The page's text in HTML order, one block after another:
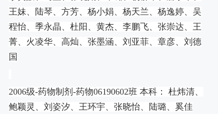
王妹、陆琴、方芳、杨小娟、杨天兰、杨逸婷、吴
程怡、季永晶、杜阳、黄杰、李鹏飞、张崇达、王
菁、火凌华、高灿、张墨涵、刘亚菲、章彦、刘德
国
2006级-药物制剂 -药物06190602班 本科： 杜炜清、
鲍颖灵、刘姿汐、王环宇、张晓怡、陆璐、奚佳